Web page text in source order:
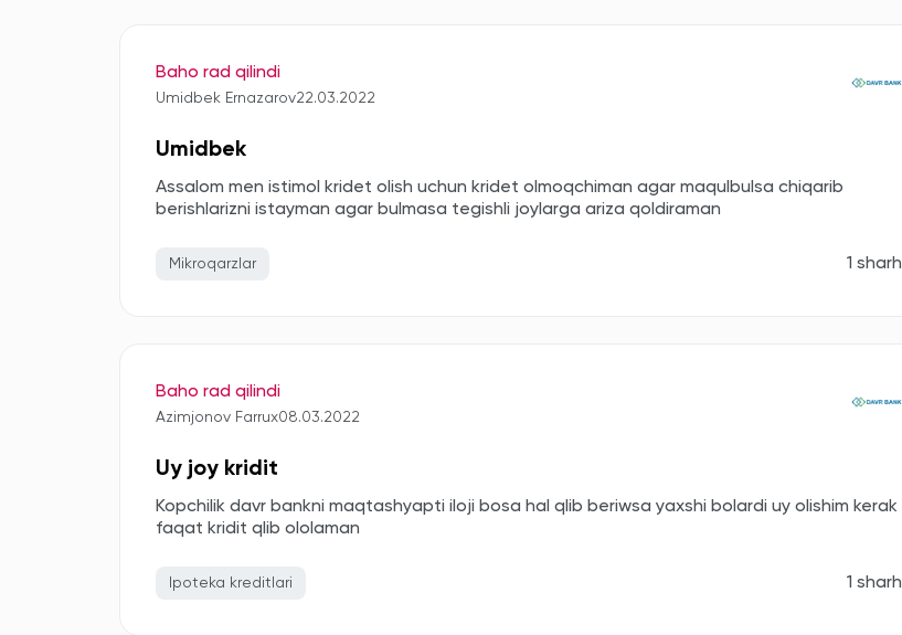
Baho rad qilindi
Umidbek Ernazarov22.03.2022
Umidbek
Assalom men istimol kridet olish uchun kridet olmoqchiman agar maqulbulsa chiqarib
berishlarizni istayman agar bulmasa tegishli joylarga ariza qoldiraman
Mikroqarzlar 1 sharh
Baho rad qilindi
Azimjonov Farrux08.03.2022
Uy joy kridit
Kopchilik davr bankni maqtashyapti iloji bosa hal qlib beriwsa yaxshi bolardi uy olishim kerak
faqat kridit qlib ololaman
Ipoteka kreditlari 1 sharh